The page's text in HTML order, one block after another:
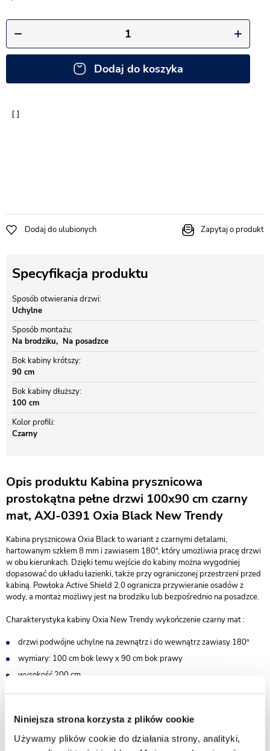
Niniejsza strona korzysta z plików cookie
Używamy plików cookie do działania strony, analityki,
Dodaj do koszyka
Dodaj do ulubionych Zapytaj o produkt
Specyfikacja produktu
Sposób otwierania drzwi
Uchylne
Sposób montażu
Na brodziku
Na posadzce
Bok kabiny krótszy
90 cm
Bok kabiny dłuższy
100 cm
Kolor profili
Czarny
Opis produktu Kabina prysznicowa
prostokątna pełne drzwi 100x90 cm czarny
mat, AXJ-0391 Oxia Black New Trendy
Kabina prysznicowa Oxia Black to wariant z czarnymi detalami,
hartowanym szkłem 8 mm i zawiasem 180°, który umożliwia pracę drzwi
w obu kierunkach. Dzięki temu wejście do kabiny można wygodniej
dopasować do układu łazienki, także przy ograniczonej przestrzeni przed
kabiną. Powłoka Active Shield 2.0 ogranicza przywieranie osadów z
wody, a montaż możliwy jest na brodziku lub bezpośrednio na posadzce.
Charakterystyka kabiny Oxia New Trendy wykończenie czarny mat :
drzwi podwójne uchylne na zewnątrz i do wewnątrz zawiasy 180º
wymiary: 100 cm bok lewy x 90 cm bok prawy
wysokość 200 cm
do kompletowania z brodzikiem lub bez - możliwy montaż na
bezpieczne szkło hartowane przezroczyste o grubości 8 mm
powłoka Active Shield 2.0 ułatwiająca utrzymanie czystości